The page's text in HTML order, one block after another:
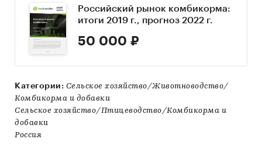
Российский рынок комбикорма:
итоги 2019 г., прогноз 2022 г.
50 000 ₽
Категории: Сельское хозяйство/Животноводство/
Комбикорма и добавки
Сельское хозяйство/Птицеводство/Комбикорма и
добавки
Россия